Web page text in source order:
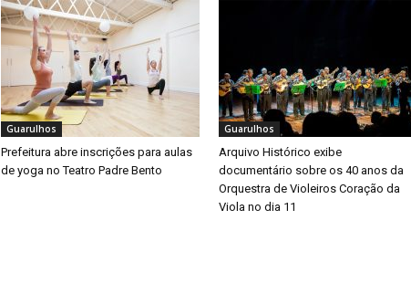
Guarulhos
Prefeitura abre inscrições para aulas
de yoga no Teatro Padre Bento
Guarulhos
Arquivo Histórico exibe
documentário sobre os 40 anos da
Orquestra de Violeiros Coração da
Viola no dia 11